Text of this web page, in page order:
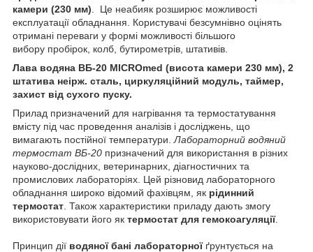
камери (230 мм) . Це неабияк розширює можливості
експлуатації обладнання. Користувачі безсумнівно оцінять
отримані переваги у формі можливості більшого
вибору пробірок, колб, бутирометрів, штативів.
Лава водяна ВБ-20 MICROmed (висота камери 230 мм), 2
штатива неірж. сталь, циркуляційний модуль, таймер,
захист від сухого пуску.
Прилад призначений для нагрівання та термостатування
вмісту під час проведення аналізів і досліджень, що
вимагають постійної температури. Лабораторний водяний
термостат ВБ-20 призначений для використання в різних
науково-дослідних, ветеринарних, діагностичних та
промислових лабораторіях. Цей різновид лабораторного
обладнання широко відомий фахівцям, як рідинний
термостат . Також характеристики приладу дають змогу
використовувати його як термостат для гемокоагуляції.
Принцип дії водяної бані лабораторної ґрунтується на